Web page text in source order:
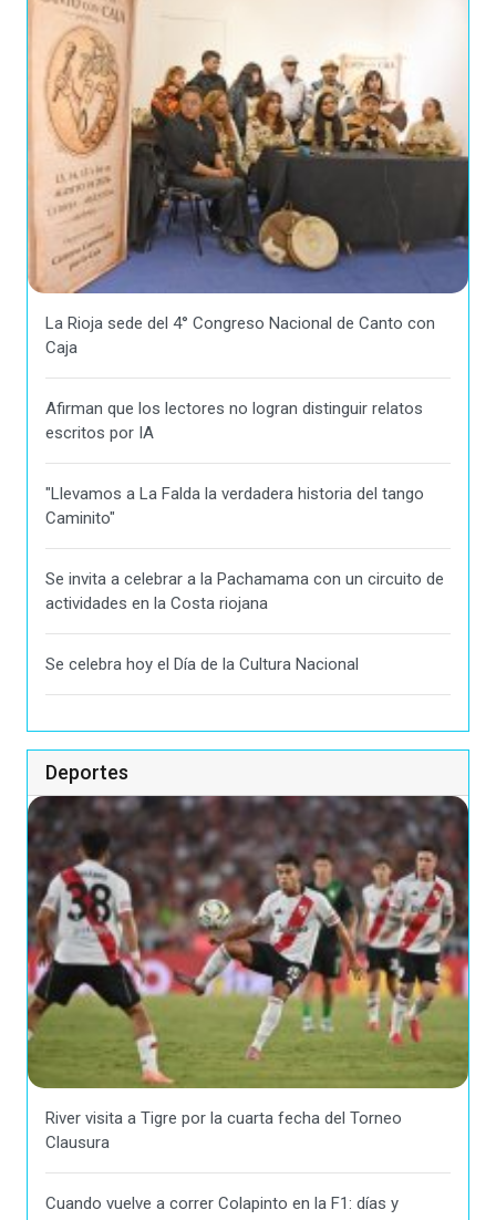
La Rioja sede del 4° Congreso Nacional de Canto con
Caja
Afirman que los lectores no logran distinguir relatos
escritos por IA
"Llevamos a La Falda la verdadera historia del tango
Caminito"
Se invita a celebrar a la Pachamama con un circuito de
actividades en la Costa riojana
Se celebra hoy el Día de la Cultura Nacional
Deportes
River visita a Tigre por la cuarta fecha del Torneo
Clausura
Cuando vuelve a correr Colapinto en la F1: días y